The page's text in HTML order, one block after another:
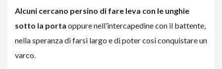
Alcuni cercano persino di fare leva con le unghie
sotto la porta oppure nell’intercapedine con il battente,
nella speranza di farsi largo e di poter così conquistare un
varco.